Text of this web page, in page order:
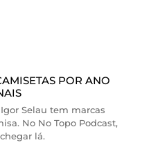
POR ANO
Selau tem marcas
No No Topo Podcast,
lá.